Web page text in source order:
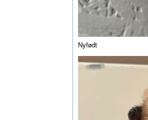
Nyfødt